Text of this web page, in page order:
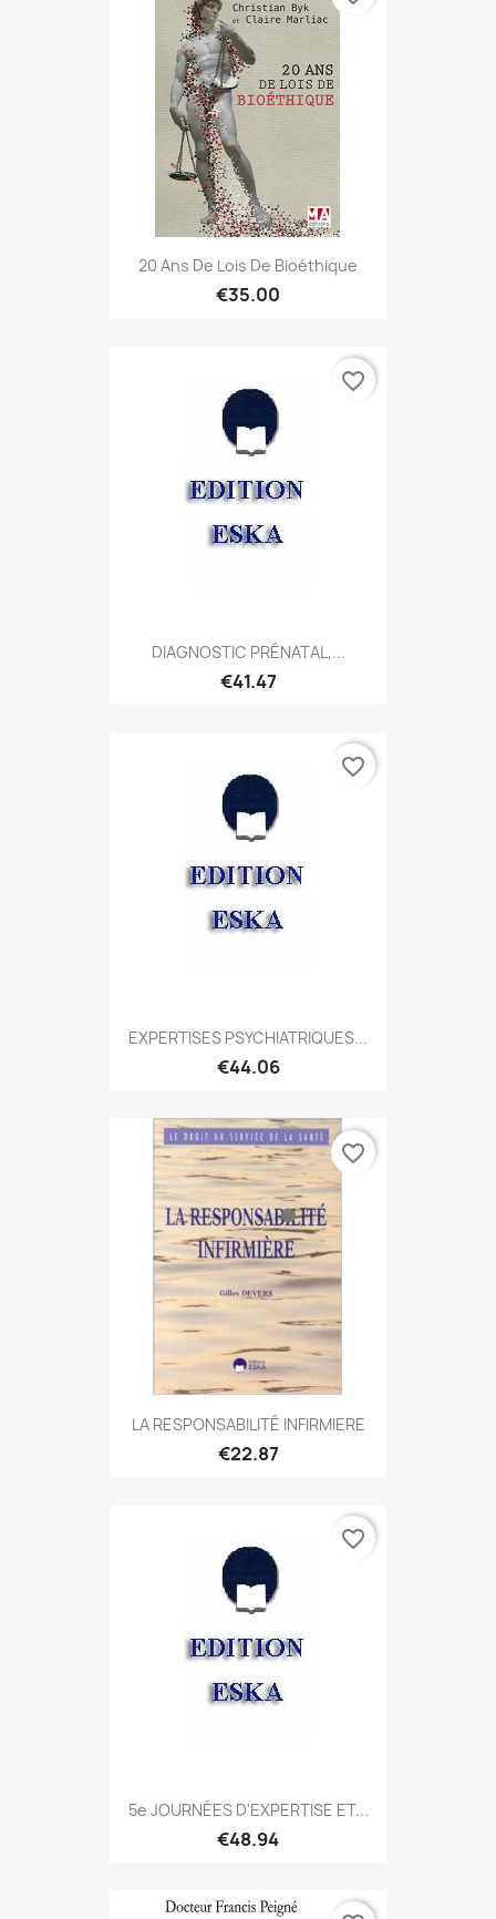
20 Ans De Lois De Bioéthique
€35.00
DIAGNOSTIC PRÉNATAL,...
€41.47
favorite_border
EXPERTISES PSYCHIATRIQUES...
€44.06
favorite_border
LA RESPONSABILITÉ INFIRMIERE
€22.87
favorite_border
5e JOURNÉES D'EXPERTISE ET...
€48.94
favorite_border